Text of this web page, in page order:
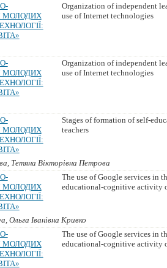
МОЛОДИХ
Organization of independent
use of Internet technologies
МОЛОДИХ
Organization of independent
use of Internet technologies
МОЛОДИХ
Stages of formation of self-
teachers
Тетяна Вікторівна Петрова
МОЛОДИХ
The use of Google services in
educational-cognitive activity
Ольга Іванівна Кривко
МОЛОДИХ
The use of Google services in
educational-cognitive activity